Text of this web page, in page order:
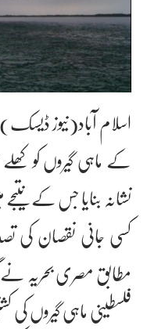
اسلام آباد(نیوز
کے ماہی گیروں کو
نشانہ بنایا جس کے
کسی جانی نقصان کی
مطابق مصری بحریہ نے
فلسطینی ماہی گیروں